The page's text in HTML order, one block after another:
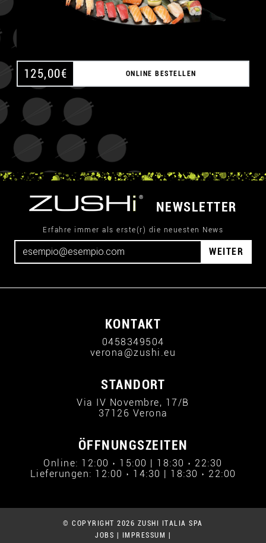
125,00€ ONLINE BESTELLEN
NEWSLETTER
Erfahre immer als erste(r) die neuesten News
WEITER
KONTAKT
0458349504
verona@zushi.eu
STANDORT
Via IV Novembre, 17/B
37126 Verona
ÖFFNUNGSZEITEN
Online: 12:00 › 15:00 | 18:30 › 22:30
Lieferungen: 12:00 › 14:30 | 18:30 › 22:00
© COPYRIGHT 2026 ZUSHI ITALIA SPA
JOBS
IMPRESSUM